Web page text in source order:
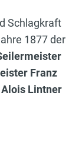
Schlagkraft
1877 der
Franz
Alois Lintner